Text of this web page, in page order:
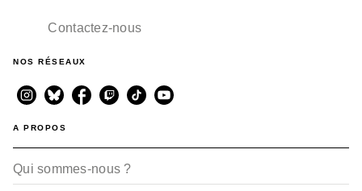
Contactez-nous
NOS RÉSEAUX
A PROPOS
Qui sommes-nous ?